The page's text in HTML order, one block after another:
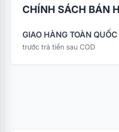
CHÍNH SÁCH BÁN
GIAO HÀNG TOÀN QUỐC
trước trả tiền sau COD